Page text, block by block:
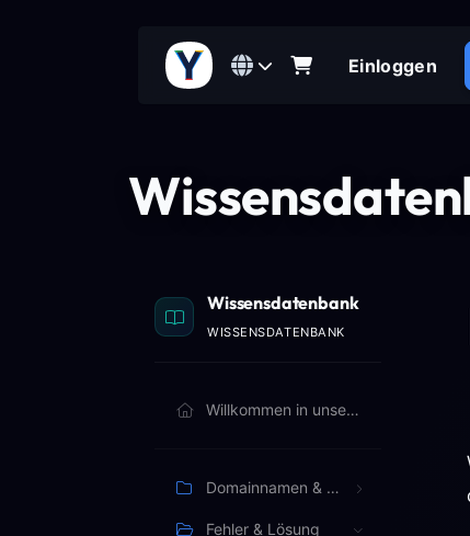
Einloggen
Wissensdatenbank
WISSENSDATENBANK
Willkommen in unserer Wissensdatenbank. Durchsuchen Sie die Artikel unten, um mehr zu erfahren.
Domainnamen & Abrechnung
Fehler & Lösung